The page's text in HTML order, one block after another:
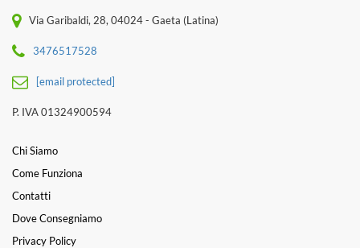
Via Garibaldi, 28, 04024 - Gaeta (Latina)
3476517528
[email protected]
P. IVA 01324900594
Chi Siamo
Come Funziona
Contatti
Dove Consegniamo
Privacy Policy